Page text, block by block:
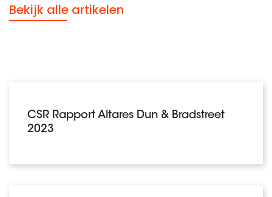
Bekijk alle artikelen
CSR Rapport Altares Dun & Bradstreet
2023